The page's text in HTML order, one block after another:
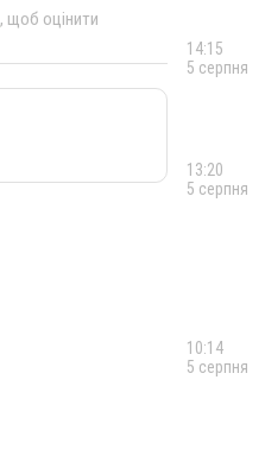
, щоб оцінити
14:15
5 серпня
13:20
5 серпня
10:14
5 серпня